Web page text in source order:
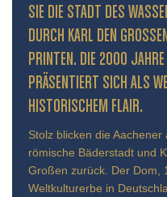
IE DIE STADT DES
URCH KARL DEN GROSSEN
INTEN. DIE 2000 JAHRE
ÄSENTIERT SICH ALS
TORISCHEM FLAIR.
Stolz blicken die
römische Bäderstadt und
Großen zurück. Der Dom,
Weltkulturerbe in